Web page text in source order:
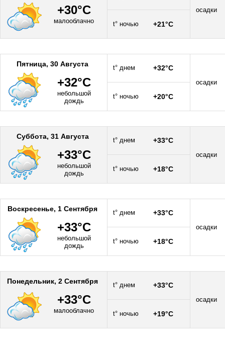
+30°C
малооблачно
осадки
t° ночью
+21°C
Пятница, 30 Августа
+32°C
небольшой
дождь
t° днем +32°C
осадки
t° ночью
+20°C
Суббота, 31 Августа
+33°C
небольшой
дождь
t° днем +33°C
осадки
t° ночью
+18°C
Воскресенье, 1 Сентября
+33°C
небольшой
дождь
t° днем +33°C
осадки
t° ночью
+18°C
Понедельник, 2 Сентября
+33°C
малооблачно
t° днем +33°C
осадки
t° ночью
+19°C